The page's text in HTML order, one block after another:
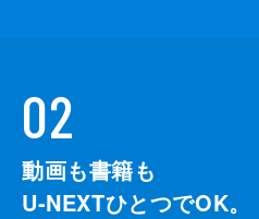
02
動画も書籍も
U-NEXTひとつでOK。